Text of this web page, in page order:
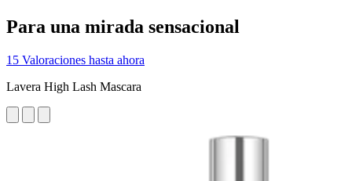
Para una mirada sensacional
15 Valoraciones hasta ahora
Lavera High Lash Mascara